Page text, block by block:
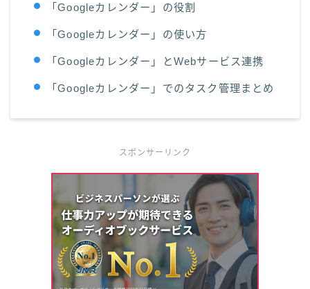
「Googleカレンダー」の役割
「Googleカレンダー」の使い方
「Googleカレンダー」とWebサービス連携
「Googleカレンダー」でのタスク管理まとめ
スポンサーリンク